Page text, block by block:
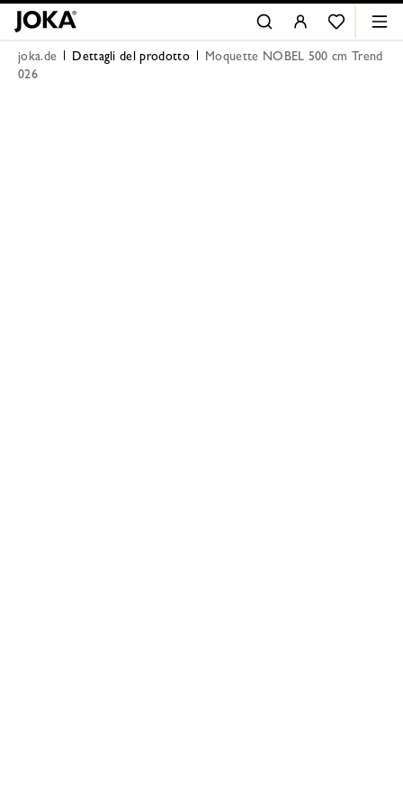
joka.de Dettagli del prodotto
Moquette NOBEL 500 cm Trend
026